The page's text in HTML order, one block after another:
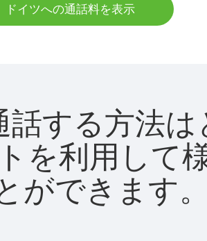
ドイツへの通話料を表示
する方法は
を利用して
ができます。